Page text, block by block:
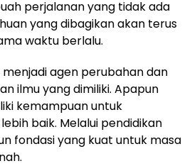
perjalanan yang tidak ada
yang dibagikan akan terus
waktu berlalu.
agen perubahan dan
ilmu yang dimiliki. Apapun
kemampuan untuk
baik. Melalui pendidikan
fondasi yang kuat untuk masa